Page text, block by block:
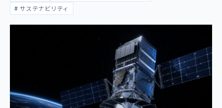
サステナビリティ